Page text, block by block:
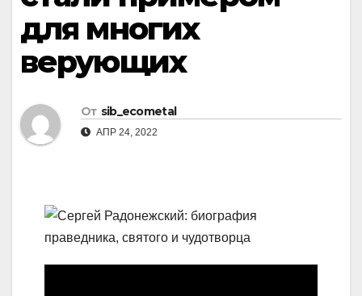
для многих
верующих
От sib_ecometal
АПР 24, 2022